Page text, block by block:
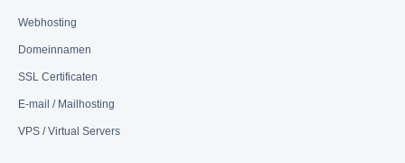
Webhosting
Domeinnamen
SSL Certificaten
E-mail / Mailhosting
VPS / Virtual Servers